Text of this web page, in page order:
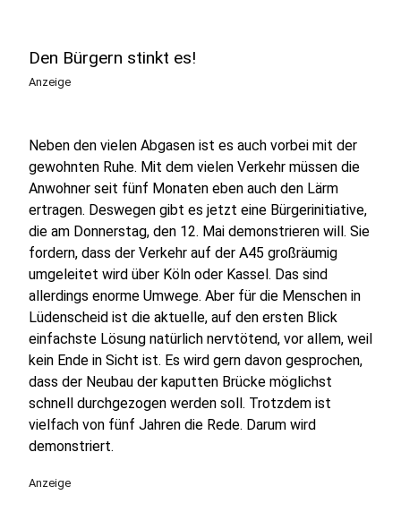
Den Bürgern stinkt es!
Anzeige
Neben den vielen Abgasen ist es auch vorbei mit der
gewohnten Ruhe. Mit dem vielen Verkehr müssen die
Anwohner seit fünf Monaten eben auch den Lärm
ertragen. Deswegen gibt es jetzt eine Bürgerinitiative,
die am Donnerstag, den 12. Mai demonstrieren will. Sie
fordern, dass der Verkehr auf der A45 großräumig
umgeleitet wird über Köln oder Kassel. Das sind
allerdings enorme Umwege. Aber für die Menschen in
Lüdenscheid ist die aktuelle, auf den ersten Blick
einfachste Lösung natürlich nervtötend, vor allem, weil
kein Ende in Sicht ist. Es wird gern davon gesprochen,
dass der Neubau der kaputten Brücke möglichst
schnell durchgezogen werden soll. Trotzdem ist
vielfach von fünf Jahren die Rede. Darum wird
demonstriert.
Anzeige